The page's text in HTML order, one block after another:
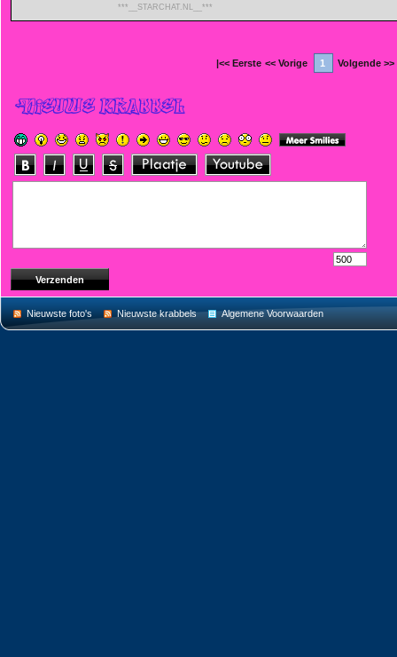
***__STARCHAT.NL__***
|<< Eerste << Vorige 1 Volgende >>
Nieuwste foto's Nieuwste krabbels Algemene Voorwaarden